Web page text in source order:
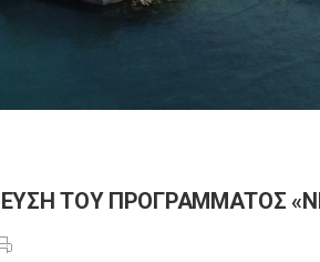
ΤΟΥ ΠΡΟΓΡΑΜΜΑΤΟΣ